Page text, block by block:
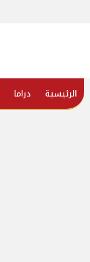
الرئيسية دراما